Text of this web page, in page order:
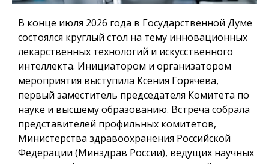
В конце июля 2026 года в Государственной Думе
состоялся круглый стол на тему инновационных
лекарственных технологий и искусственного
интеллекта. Инициатором и организатором
мероприятия выступила Ксения Горячева,
первый заместитель председателя Комитета по
науке и высшему образованию. Встреча собрала
представителей профильных комитетов,
Министерства здравоохранения Российской
Федерации (Минздрав России), ведущих научных